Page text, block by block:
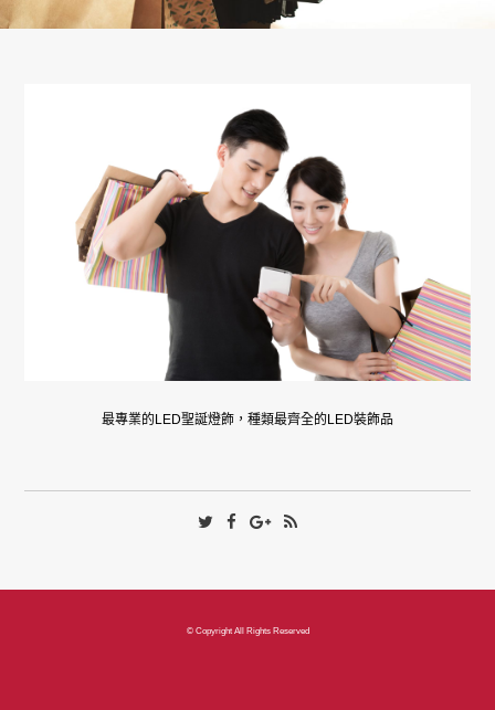
最專業的LED聖誕燈飾，種類最齊全的LED裝飾品
© Copyright All Rights Reserved